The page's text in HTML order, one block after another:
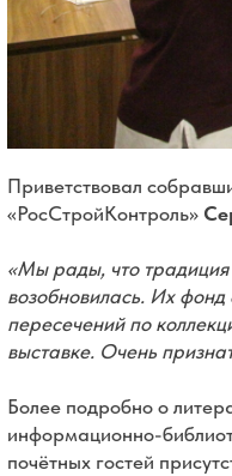
Приветствовал
«РосСтройКонтроль»
«Мы рады, что
возобновилась. Их
пересечений по
выставке. Очень
Более подробно о
информационно-
почётных гостей